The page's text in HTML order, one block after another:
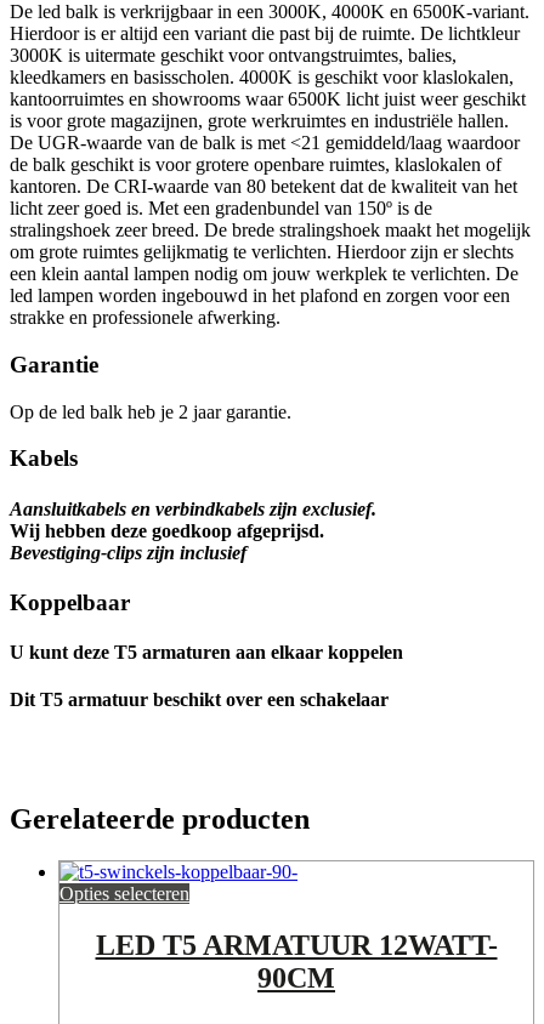
De led balk is verkrijgbaar in een 3000K, 4000K en 6500K-variant.
Hierdoor is er altijd een variant die past bij de ruimte. De lichtkleur
3000K is uitermate geschikt voor ontvangstruimtes, balies,
kleedkamers en basisscholen. 4000K is geschikt voor klaslokalen,
kantoorruimtes en showrooms waar 6500K licht juist weer geschikt
is voor grote magazijnen, grote werkruimtes en industriële hallen.
De UGR-waarde van de balk is met <21 gemiddeld/laag waardoor
de balk geschikt is voor grotere openbare ruimtes, klaslokalen of
kantoren. De CRI-waarde van 80 betekent dat de kwaliteit van het
licht zeer goed is. Met een gradenbundel van 150º is de
stralingshoek zeer breed. De brede stralingshoek maakt het mogelijk
om grote ruimtes gelijkmatig te verlichten. Hierdoor zijn er slechts
een klein aantal lampen nodig om jouw werkplek te verlichten. De
led lampen worden ingebouwd in het plafond en zorgen voor een
strakke en professionele afwerking.
Garantie
Op de led balk heb je 2 jaar garantie.
Kabels
Aansluitkabels en verbindkabels zijn exclusief.
Wij hebben deze goedkoop afgeprijsd.
Bevestiging-clips zijn inclusief
Koppelbaar
U kunt deze T5 armaturen aan elkaar koppelen
Dit T5 armatuur beschikt over een schakelaar
Gerelateerde producten
Opties selecteren
LED T5 ARMATUUR 12WATT-
90CM